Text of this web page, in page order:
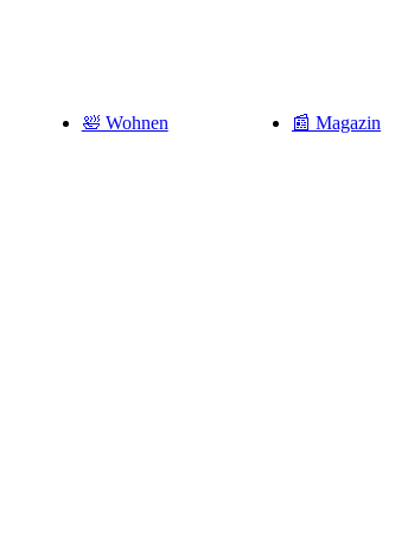
🛀 Wohnen 📰 Magazin